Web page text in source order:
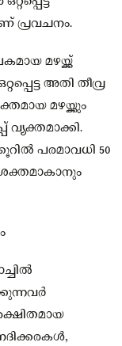
പ്രവചനം.
മഴയ്ക്ക്
അതി തീവ്ര
മഴയ്ക്കും
പരമാവധി 50
ശക്തമാകാനും